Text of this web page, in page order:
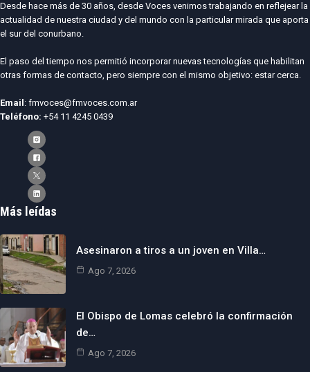
Desde hace más de 30 años, desde Voces venimos trabajando en reflejear la
actualidad de nuestra ciudad y del mundo con la particular mirada que aporta
el sur del conurbano.
El paso del tiempo nos permitió incorporar nuevas tecnologías que habilitan
otras formas de contacto, pero siempre con el mismo objetivo: estar cerca.
Email : fmvoces@fmvoces.com.ar
Teléfono: +54 11 4245 0439
Más leídas
Asesinaron a tiros a un joven en Villa…
Ago 7, 2026
El Obispo de Lomas celebró la confirmación
de…
Ago 7, 2026